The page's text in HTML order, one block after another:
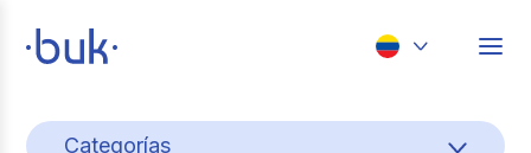
Categorías